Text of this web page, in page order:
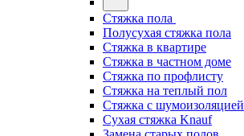
Стяжка пола
Полусухая стяжка пола
Стяжка в квартире
Стяжка в частном доме
Стяжка по профлисту
Стяжка на теплый пол
Стяжка с шумоизоляцией
Сухая стяжка Knauf